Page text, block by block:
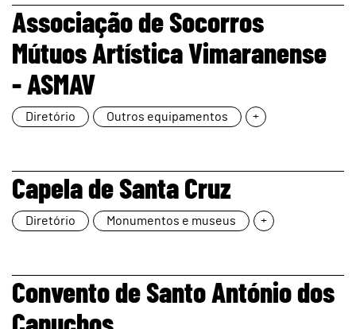
page
Associação de Socorros
Mútuos Artística Vimaranense
- ASMAV
Diretório Outros equipamentos +
page
Capela de Santa Cruz
Diretório Monumentos e museus +
page
Convento de Santo António dos